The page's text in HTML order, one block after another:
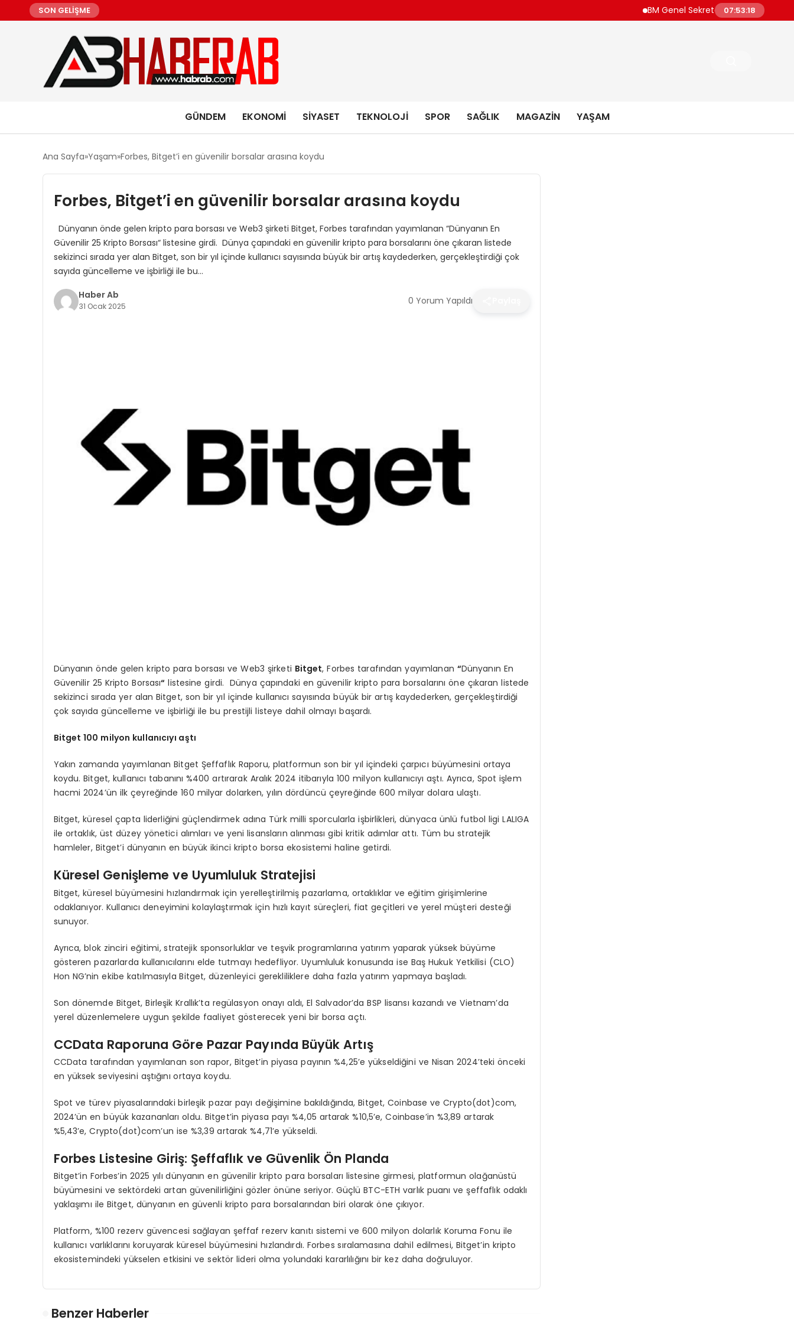
SON GELİŞME BM Genel Sekreteri Guterres Dünya
07:53:19
GÜNDEM EKONOMI SIYASET TEKNOLOJI SPOR SAĞLIK MAGAZIN YAŞAM
Ana Sayfa Yaşam Forbes, Bitget’i en güvenilir borsalar arasına koydu
Forbes, Bitget’i en güvenilir borsalar arasına koydu
Dünyanın önde gelen kripto para borsası ve Web3 şirketi Bitget, Forbes tarafından yayımlanan “Dünyanın En
Güvenilir 25 Kripto Borsası“ listesine girdi. Dünya çapındaki en güvenilir kripto para borsalarını öne çıkaran listede
sekizinci sırada yer alan Bitget, son bir yıl içinde kullanıcı sayısında büyük bir artış kaydederken, gerçekleştirdiği çok
sayıda güncelleme ve işbirliği ile bu…
Haber Ab
31 Ocak 2025 0 Yorum Yapıldı
Dünyanın önde gelen kripto para borsası ve Web3 şirketi Bitget, Forbes tarafından yayımlanan “Dünyanın En
Güvenilir 25 Kripto Borsası“ listesine girdi. Dünya çapındaki en güvenilir kripto para borsalarını öne çıkaran listede
sekizinci sırada yer alan Bitget, son bir yıl içinde kullanıcı sayısında büyük bir artış kaydederken, gerçekleştirdiği
çok sayıda güncelleme ve işbirliği ile bu prestijli listeye dahil olmayı başardı.
Bitget 100 milyon kullanıcıyı aştı
Yakın zamanda yayımlanan Bitget Şeffaflık Raporu, platformun son bir yıl içindeki çarpıcı büyümesini ortaya
koydu. Bitget, kullanıcı tabanını %400 artırarak Aralık 2024 itibarıyla 100 milyon kullanıcıyı aştı. Ayrıca, Spot işlem
hacmi 2024’ün ilk çeyreğinde 160 milyar dolarken, yılın dördüncü çeyreğinde 600 milyar dolara ulaştı.
Bitget, küresel çapta liderliğini güçlendirmek adına Türk milli sporcularla işbirlikleri, dünyaca ünlü futbol ligi LALIGA
ile ortaklık, üst düzey yönetici alımları ve yeni lisansların alınması gibi kritik adımlar attı. Tüm bu stratejik
hamleler, Bitget’i dünyanın en büyük ikinci kripto borsa ekosistemi haline getirdi.
Küresel Genişleme ve Uyumluluk Stratejisi
Bitget, küresel büyümesini hızlandırmak için yerelleştirilmiş pazarlama, ortaklıklar ve eğitim girişimlerine
odaklanıyor. Kullanıcı deneyimini kolaylaştırmak için hızlı kayıt süreçleri, fiat geçitleri ve yerel müşteri desteği
sunuyor.
Ayrıca, blok zinciri eğitimi, stratejik sponsorluklar ve teşvik programlarına yatırım yaparak yüksek büyüme
gösteren pazarlarda kullanıcılarını elde tutmayı hedefliyor. Uyumluluk konusunda ise Baş Hukuk Yetkilisi (CLO)
Hon NG’nin ekibe katılmasıyla Bitget, düzenleyici gerekliliklere daha fazla yatırım yapmaya başladı.
Son dönemde Bitget, Birleşik Krallık’ta regülasyon onayı aldı, El Salvador’da BSP lisansı kazandı ve Vietnam’da
yerel düzenlemelere uygun şekilde faaliyet gösterecek yeni bir borsa açtı.
CCData Raporuna Göre Pazar Payında Büyük Artış
CCData tarafından yayımlanan son rapor, Bitget’in piyasa payının %4,25’e yükseldiğini ve Nisan 2024’teki önceki
en yüksek seviyesini aştığını ortaya koydu.
Spot ve türev piyasalarındaki birleşik pazar payı değişimine bakıldığında, Bitget, Coinbase ve Crypto(dot)com,
2024’ün en büyük kazananları oldu. Bitget’in piyasa payı %4,05 artarak %10,5’e, Coinbase’in %3,89 artarak
%5,43’e, Crypto(dot)com’un ise %3,39 artarak %4,71’e yükseldi.
Forbes Listesine Giriş: Şeffaflık ve Güvenlik Ön Planda
Bitget’in Forbes’in 2025 yılı dünyanın en güvenilir kripto para borsaları listesine girmesi, platformun olağanüstü
büyümesini ve sektördeki artan güvenilirliğini gözler önüne seriyor. Güçlü BTC-ETH varlık puanı ve şeffaflık odaklı
yaklaşımı ile Bitget, dünyanın en güvenli kripto para borsalarından biri olarak öne çıkıyor.
Platform, %100 rezerv güvencesi sağlayan şeffaf rezerv kanıtı sistemi ve 600 milyon dolarlık Koruma Fonu ile
kullanıcı varlıklarını koruyarak küresel büyümesini hızlandırdı. Forbes sıralamasına dahil edilmesi, Bitget’in kripto
ekosistemindeki yükselen etkisini ve sektör lideri olma yolundaki kararlılığını bir kez daha doğruluyor.
Benzer Haberler